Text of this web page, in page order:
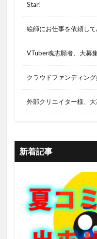
Star!
絵師にお仕事を依頼し
VTuber魂志願者、大募
クラウドファンディング
外部クリエイター様、大
新着記事